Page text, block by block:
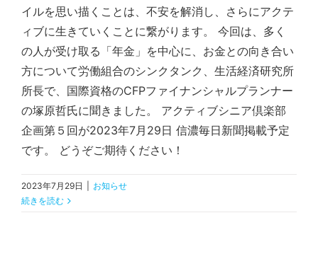
イルを思い描くことは、不安を解消し、さらにアクテ
ィブに生きていくことに繋がります。 今回は、多く
の人が受け取る「年金」を中心に、お金との向き合い
方について労働組合のシンクタンク、生活経済研究所
所長で、国際資格のCFPファイナンシャルプランナー
の塚原哲氏に聞きました。 アクティブシニア倶楽部
企画第５回が2023年7月29日 信濃毎日新聞掲載予定
です。 どうぞご期待ください！
2023年7月29日
お知らせ
続きを読む